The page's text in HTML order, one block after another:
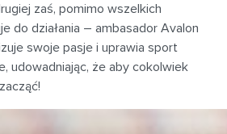
zaś, pomimo wszelkich
do działania – ambasador Avalon
swoje pasje i uprawia sport
udowadniając, że aby cokolwiek